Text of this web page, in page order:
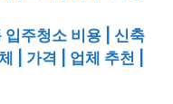
입주청소 비용 | 신축
| 가격 | 업체 추천 |